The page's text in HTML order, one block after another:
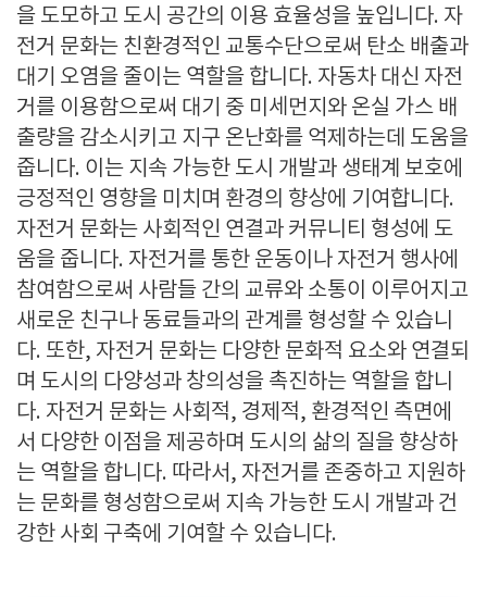
을 도모하고 도시 공간의 이용 효율성을 높입니다. 자
전거 문화는 친환경적인 교통수단으로써 탄소 배출과
대기 오염을 줄이는 역할을 합니다. 자동차 대신 자전
거를 이용함으로써 대기 중 미세먼지와 온실 가스 배
출량을 감소시키고 지구 온난화를 억제하는데 도움을
줍니다. 이는 지속 가능한 도시 개발과 생태계 보호에
긍정적인 영향을 미치며 환경의 향상에 기여합니다.
자전거 문화는 사회적인 연결과 커뮤니티 형성에 도
움을 줍니다. 자전거를 통한 운동이나 자전거 행사에
참여함으로써 사람들 간의 교류와 소통이 이루어지고
새로운 친구나 동료들과의 관계를 형성할 수 있습니
다. 또한, 자전거 문화는 다양한 문화적 요소와 연결되
며 도시의 다양성과 창의성을 촉진하는 역할을 합니
다. 자전거 문화는 사회적, 경제적, 환경적인 측면에
서 다양한 이점을 제공하며 도시의 삶의 질을 향상하
는 역할을 합니다. 따라서, 자전거를 존중하고 지원하
는 문화를 형성함으로써 지속 가능한 도시 개발과 건
강한 사회 구축에 기여할 수 있습니다.